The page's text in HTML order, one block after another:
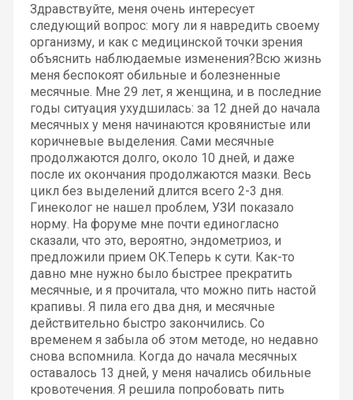
Здравствуйте, меня очень интересует
следующий вопрос: могу ли я навредить своему
организму, и как с медицинской точки зрения
объяснить наблюдаемые изменения?Всю жизнь
меня беспокоят обильные и болезненные
месячные. Мне 29 лет, я женщина, и в последние
годы ситуация ухудшилась: за 12 дней до начала
месячных у меня начинаются кровянистые или
коричневые выделения. Сами месячные
продолжаются долго, около 10 дней, и даже
после их окончания продолжаются мазки. Весь
цикл без выделений длится всего 2-3 дня.
Гинеколог не нашел проблем, УЗИ показало
норму. На форуме мне почти единогласно
сказали, что это, вероятно, эндометриоз, и
предложили прием ОК.Теперь к сути. Как-то
давно мне нужно было быстрее прекратить
месячные, и я прочитала, что можно пить настой
крапивы. Я пила его два дня, и месячные
действительно быстро закончились. Со
временем я забыла об этом методе, но недавно
снова вспомнила. Когда до начала месячных
оставалось 13 дней, у меня начались обильные
кровотечения. Я решила попробовать пить